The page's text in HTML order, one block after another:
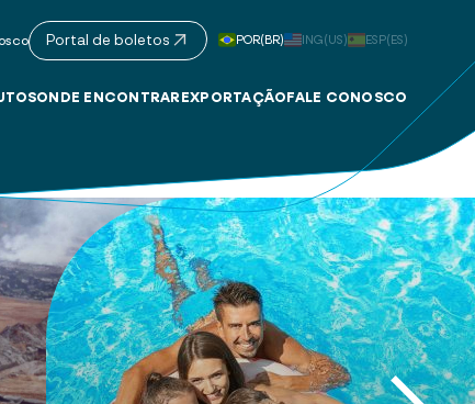
Portal de boletos POR(BR) ING(US) ESP(ES)
ONDE ENCONTRAR EXPORTAÇÃO FALE CONOSCO